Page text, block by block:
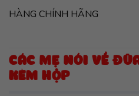
HÀNG CHÍNH HÃNG
CÁC MẸ NÓI VỀ
KÈM HỘP